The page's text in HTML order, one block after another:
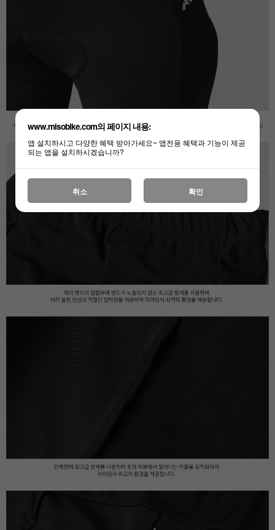
www.misobike.com의 페이지 내용:
앱 설치하시고 다양한 혜택 받아가세요~ 앱전용 혜택과 기능이 제공
되는 앱을 설치하시겠습니까?
취소 확인